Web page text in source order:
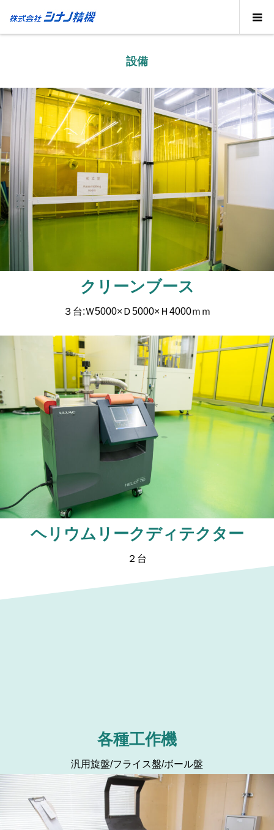
設備
クリーンブース
３台:Ｗ5000×Ｄ5000×Ｈ4000ｍｍ
ヘリウムリークディテクター
２台
各種工作機
汎用旋盤/フライス盤/ボール盤